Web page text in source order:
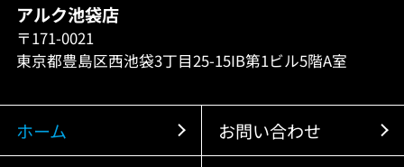
アルク池袋店
〒171-0021
東京都豊島区西池袋3丁目25-15IB第1ビル5階A室
ホーム お問い合わせ